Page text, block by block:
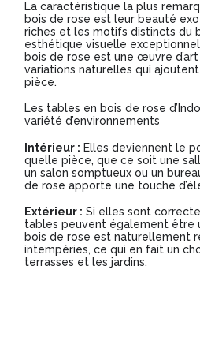
La caractéristique la plus
bois de rose est leur beauté
riches et les motifs distincts du
esthétique visuelle
bois de rose est une œuvre
variations naturelles qui
pièce.
Les tables en bois de rose
variété d’environnements
Intérieur : Elles deviennent le
quelle pièce, que ce soit une
un salon somptueux ou un
de rose apporte une touche
Extérieur : Si elles sont
tables peuvent également être
bois de rose est naturellement
intempéries, ce qui en fait un
terrasses et les jardins.